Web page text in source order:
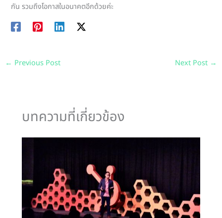
กัน รวมถึงโอกาสในอนาคตอีกด้วยค่ะ
← Previous Post Next Post →
บทความที่เกี่ยวข้อง